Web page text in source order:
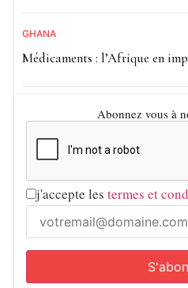
GHANA
Médicaments : l’Afrique en
Abonnez vous à
j'accepte les termes et